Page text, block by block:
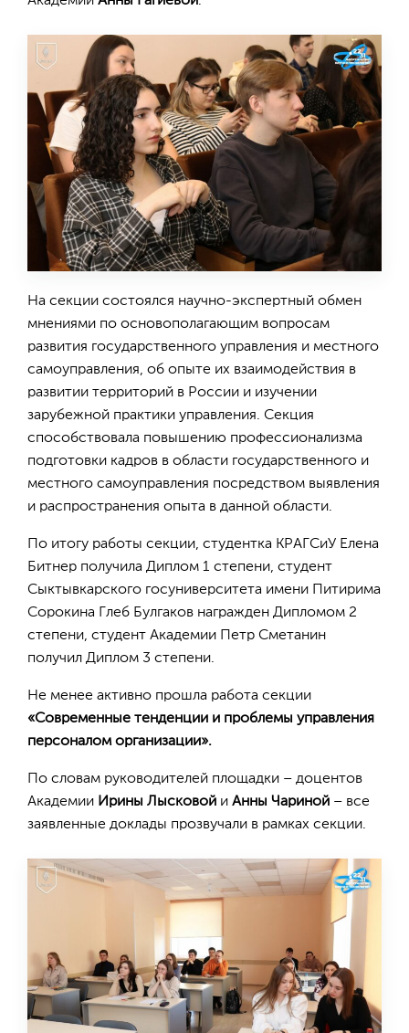
На секции состоялся научно-экспертный обмен
мнениями по основополагающим вопросам
развития государственного управления и местного
самоуправления, об опыте их взаимодействия в
развитии территорий в России и изучении
зарубежной практики управления. Секция
способствовала повышению профессионализма
подготовки кадров в области государственного и
местного самоуправления посредством выявления
и распространения опыта в данной области.
По итогу работы секции, студентка КРАГСиУ Елена
Битнер получила Диплом 1 степени, студент
Сыктывкарского госуниверситета имени Питирима
Сорокина Глеб Булгаков награжден Дипломом 2
степени, студент Академии Петр Сметанин
получил Диплом 3 степени.
Не менее активно прошла работа секции
«Современные тенденции и проблемы управления
персоналом организации».
По словам руководителей площадки – доцентов
Академии Ирины Лысковой и Анны Чариной – все
заявленные доклады прозвучали в рамках секции.